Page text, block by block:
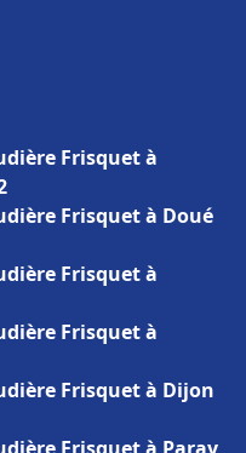
Frisquet à
Frisquet à Doué
Frisquet à
Frisquet à
Frisquet à Dijon